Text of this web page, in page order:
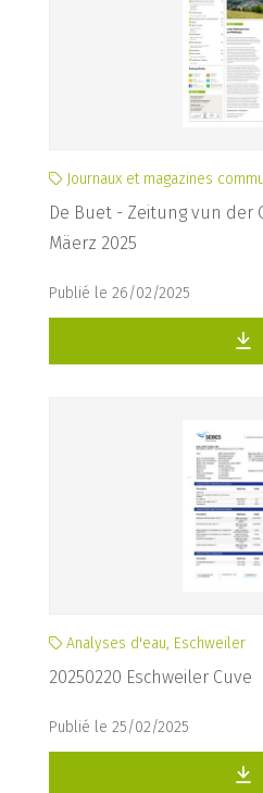
Journaux et magazines
De Buet - Zeitung vun der
Mäerz 2025
Publié le 26/02/2025
Analyses d'eau, Eschweiler
20250220 Eschweiler Cuve
Publié le 25/02/2025